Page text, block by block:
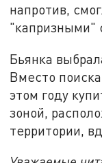
напротив,
"капризными"
Бьянка
Вместо
этом году
зоной,
территории,